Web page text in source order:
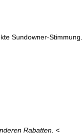
Sundowner‑Stimmung.
Rabatten. <